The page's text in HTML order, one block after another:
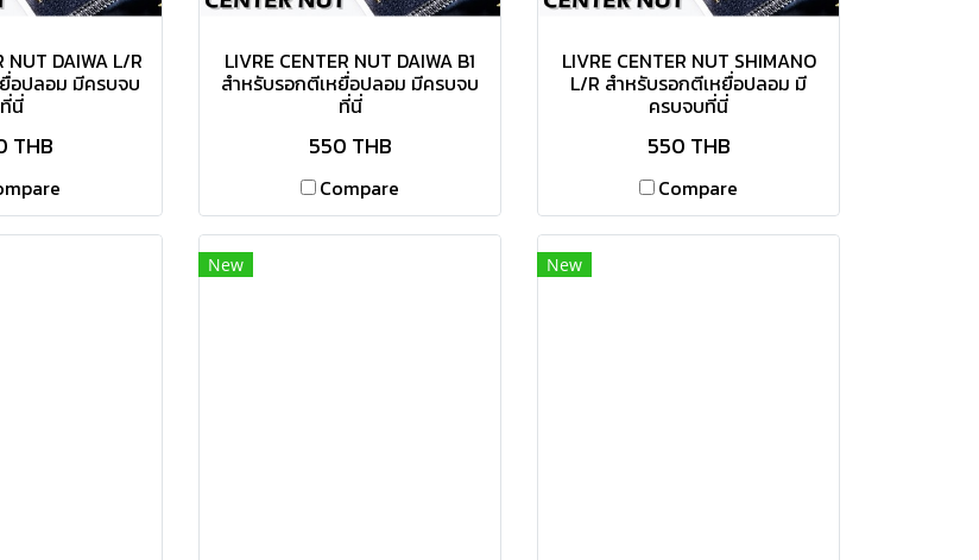
NUT DAIWA L/R
อปลอม มีครบจบ
ที่นี่
THB
LIVRE CENTER NUT DAIWA B1
สำหรับรอกตีเหยื่อปลอม มีครบจบ
ที่นี่
550 THB
Compare
LIVRE CENTER NUT SHIMANO
L/R สำหรับรอกตีเหยื่อปลอม มี
ครบจบที่นี่
550 THB
Compare
New New